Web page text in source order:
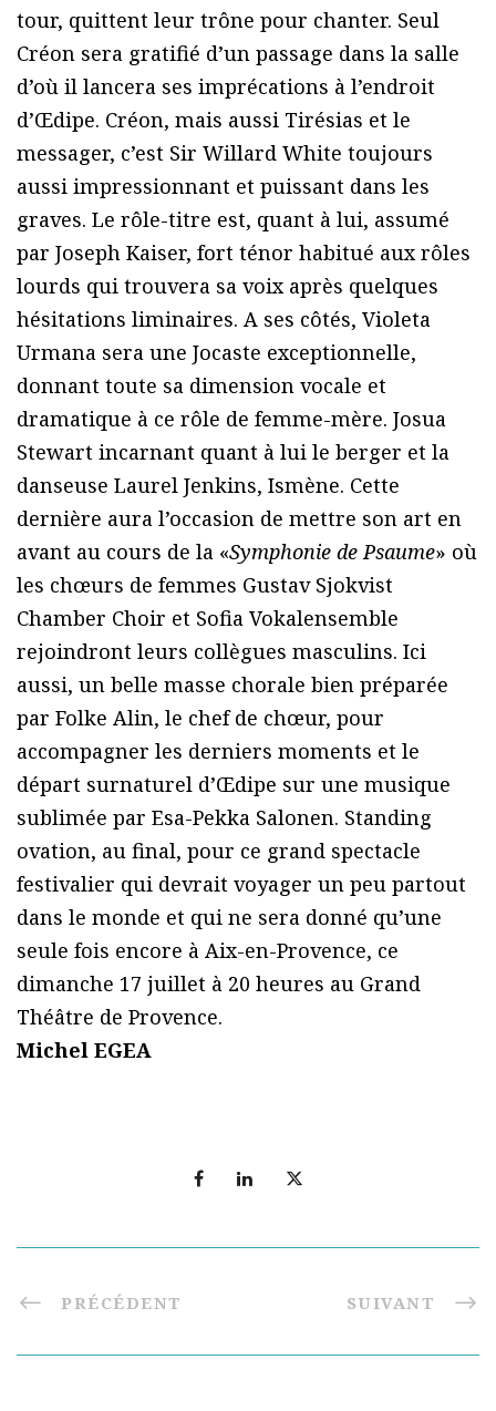
tour, quittent leur trône pour chanter. Seul
Créon sera gratifié d’un passage dans la salle
d’où il lancera ses imprécations à l’endroit
d’Œdipe. Créon, mais aussi Tirésias et le
messager, c’est Sir Willard White toujours
aussi impressionnant et puissant dans les
graves. Le rôle-titre est, quant à lui, assumé
par Joseph Kaiser, fort ténor habitué aux rôles
lourds qui trouvera sa voix après quelques
hésitations liminaires. A ses côtés, Violeta
Urmana sera une Jocaste exceptionnelle,
donnant toute sa dimension vocale et
dramatique à ce rôle de femme-mère. Josua
Stewart incarnant quant à lui le berger et la
danseuse Laurel Jenkins, Ismène. Cette
dernière aura l’occasion de mettre son art en
avant au cours de la «Symphonie de Psaume» où
les chœurs de femmes Gustav Sjokvist
Chamber Choir et Sofia Vokalensemble
rejoindront leurs collègues masculins. Ici
aussi, un belle masse chorale bien préparée
par Folke Alin, le chef de chœur, pour
accompagner les derniers moments et le
départ surnaturel d’Œdipe sur une musique
sublimée par Esa-Pekka Salonen. Standing
ovation, au final, pour ce grand spectacle
festivalier qui devrait voyager un peu partout
dans le monde et qui ne sera donné qu’une
seule fois encore à Aix-en-Provence, ce
dimanche 17 juillet à 20 heures au Grand
Théâtre de Provence.
Michel EGEA
PRÉCÉDENT SUIVANT